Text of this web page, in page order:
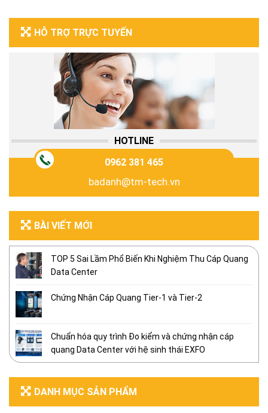
HỖ TRỢ TRỰC TUYẾN
HOTLINE
0962 381 465
badanh@tm-tech.vn
BÀI VIẾT MỚI
TOP 5 Sai Lầm Phổ Biến Khi Nghiệm Thu Cáp Quang
Data Center
Chứng Nhận Cáp Quang Tier-1 và Tier-2
Chuẩn hóa quy trình Đo kiểm và chứng nhận cáp
quang Data Center với hệ sinh thái EXFO
DANH MỤC SẢN PHẨM